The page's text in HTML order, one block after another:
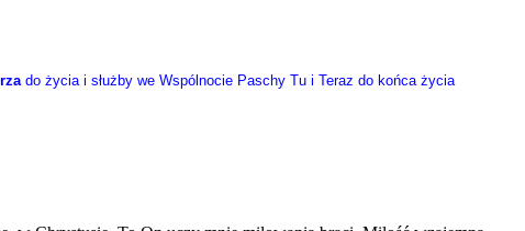
do życia i służby we Wspólnocie Paschy Tu i Teraz do końca życia